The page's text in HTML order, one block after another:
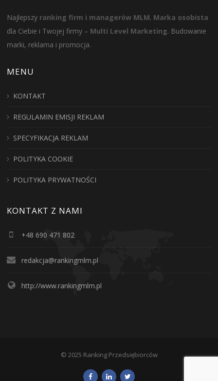
Najlepszy ranking firm i managerów MLM. Marka osobista
dla Ciebie i Twojej firmy – Multi Level Marketing. Budowanie
marki, reklama i promocja.
MENU
KONTAKT
REGULAMIN EMISJI REKLAM
SPECYFIKACJA REKLAM
POLITYKA COOKIE
POLITYKA PRYWATNOŚCI
KONTAKT Z NAMI
+48 690 471 802
redakcja@rankingmlm.pl
http://www.rankingmlm.pl
© 2025 Ranking Przedsiębiorców